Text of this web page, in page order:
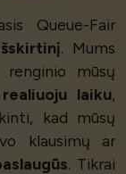
Queue-Fair
. Mums
mūsų
realiuoju laiku,
kad mūsų
klausimų ar
. Tikrai